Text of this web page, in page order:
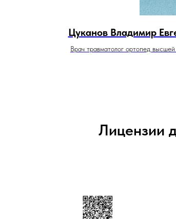
Цуканов Владимир
Врач травматолог ортопед высшей
Лицензии